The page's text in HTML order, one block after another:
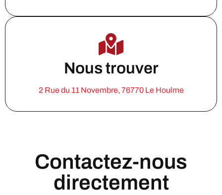
Nous trouver
2 Rue du 11 Novembre, 76770 Le Houlme
Contactez-nous
directement